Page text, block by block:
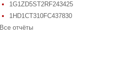
1G1ZD5ST2RF243425
1HD1CT310FC437830
Все отчёты